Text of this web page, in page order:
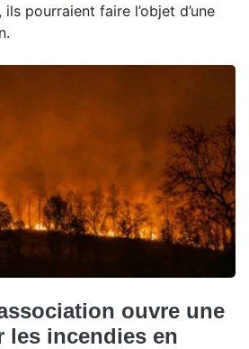
pourraient faire l’objet d’une
ouvre une
les incendies en